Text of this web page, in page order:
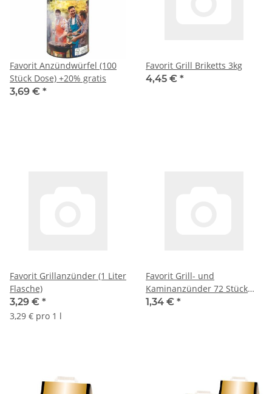
Favorit Anzündwürfel (100
Stück Dose) +20% gratis
3,69 € *
Favorit Grill Briketts 3kg
4,45 € *
Favorit Grillanzünder (1 Liter
Flasche)
3,29 € *
3,29 € pro 1 l
Favorit Grill- und
Kaminanzünder 72 Stück
1828
1,34 € *